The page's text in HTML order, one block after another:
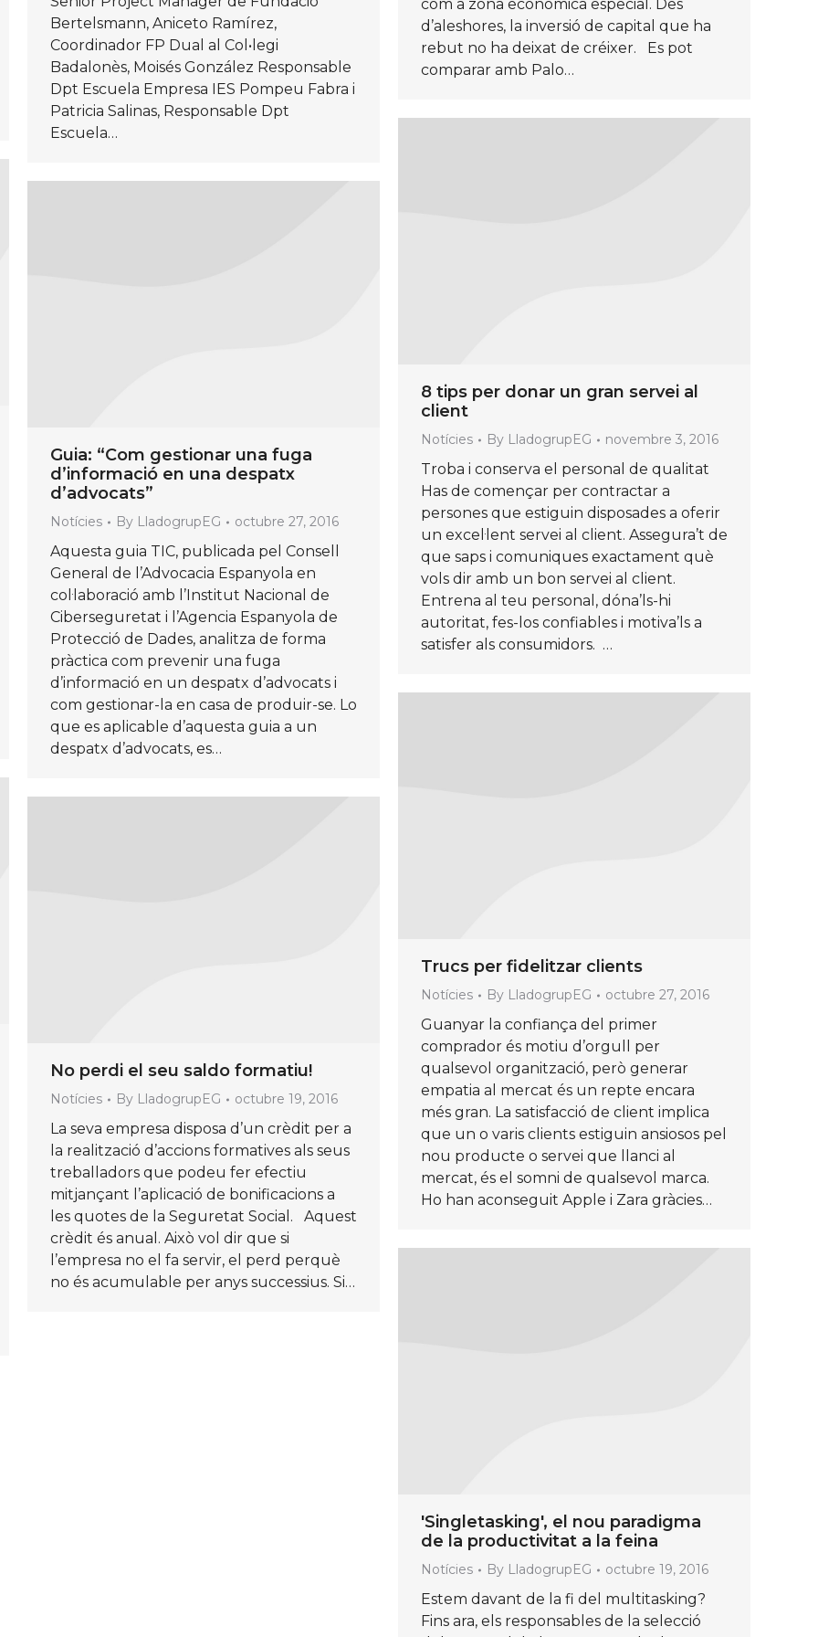
Bertelsmann, Aniceto Ramírez,
Coordinador FP Dual al Col•legi
Badalonès, Moisés González Responsable
Dpt Escuela Empresa IES Pompeu Fabra i
Patricia Salinas, Responsable Dpt
Escuela…
com a zona econòmica especial. Des
d’aleshores, la inversió de capital que ha
rebut no ha deixat de créixer. Es pot
comparar amb Palo…
8 tips per donar un gran servei al
client
Notícies By LladogrupEG novembre 3, 2016
Troba i conserva el personal de qualitat
Has de començar per contractar a
persones que estiguin disposades a oferir
un excel·lent servei al client. Assegura’t de
que saps i comuniques exactament què
vols dir amb un bon servei al client.
Entrena al teu personal, dóna’ls-hi
autoritat, fes-los confiables i motiva’ls a
satisfer als consumidors. …
Guia: “Com gestionar una fuga
d’informació en una despatx
d’advocats”
Notícies By LladogrupEG octubre 27, 2016
Aquesta guia TIC, publicada pel Consell
General de l’Advocacia Espanyola en
col·laboració amb l’Institut Nacional de
Ciberseguretat i l’Agencia Espanyola de
Protecció de Dades, analitza de forma
pràctica com prevenir una fuga
d’informació en un despatx d’advocats i
com gestionar-la en casa de produir-se. Lo
que es aplicable d’aquesta guia a un
despatx d’advocats, es…
Trucs per fidelitzar clients
Notícies By LladogrupEG octubre 27, 2016
Guanyar la confiança del primer
comprador és motiu d’orgull per
qualsevol organització, però generar
empatia al mercat és un repte encara
més gran. La satisfacció de client implica
que un o varis clients estiguin ansiosos pel
nou producte o servei que llanci al
mercat, és el somni de qualsevol marca.
Ho han aconseguit Apple i Zara gràcies…
No perdi el seu saldo formatiu!
Notícies By LladogrupEG octubre 19, 2016
La seva empresa disposa d’un crèdit per a
la realització d’accions formatives als seus
treballadors que podeu fer efectiu
mitjançant l’aplicació de bonificacions a
les quotes de la Seguretat Social. Aquest
crèdit és anual. Això vol dir que si
l’empresa no el fa servir, el perd perquè
no és acumulable per anys successius. Si…
'Singletasking', el nou paradigma
de la productivitat a la feina
Notícies By LladogrupEG octubre 19, 2016
Estem davant de la fi del multitasking?
Fins ara, els responsables de la selecció